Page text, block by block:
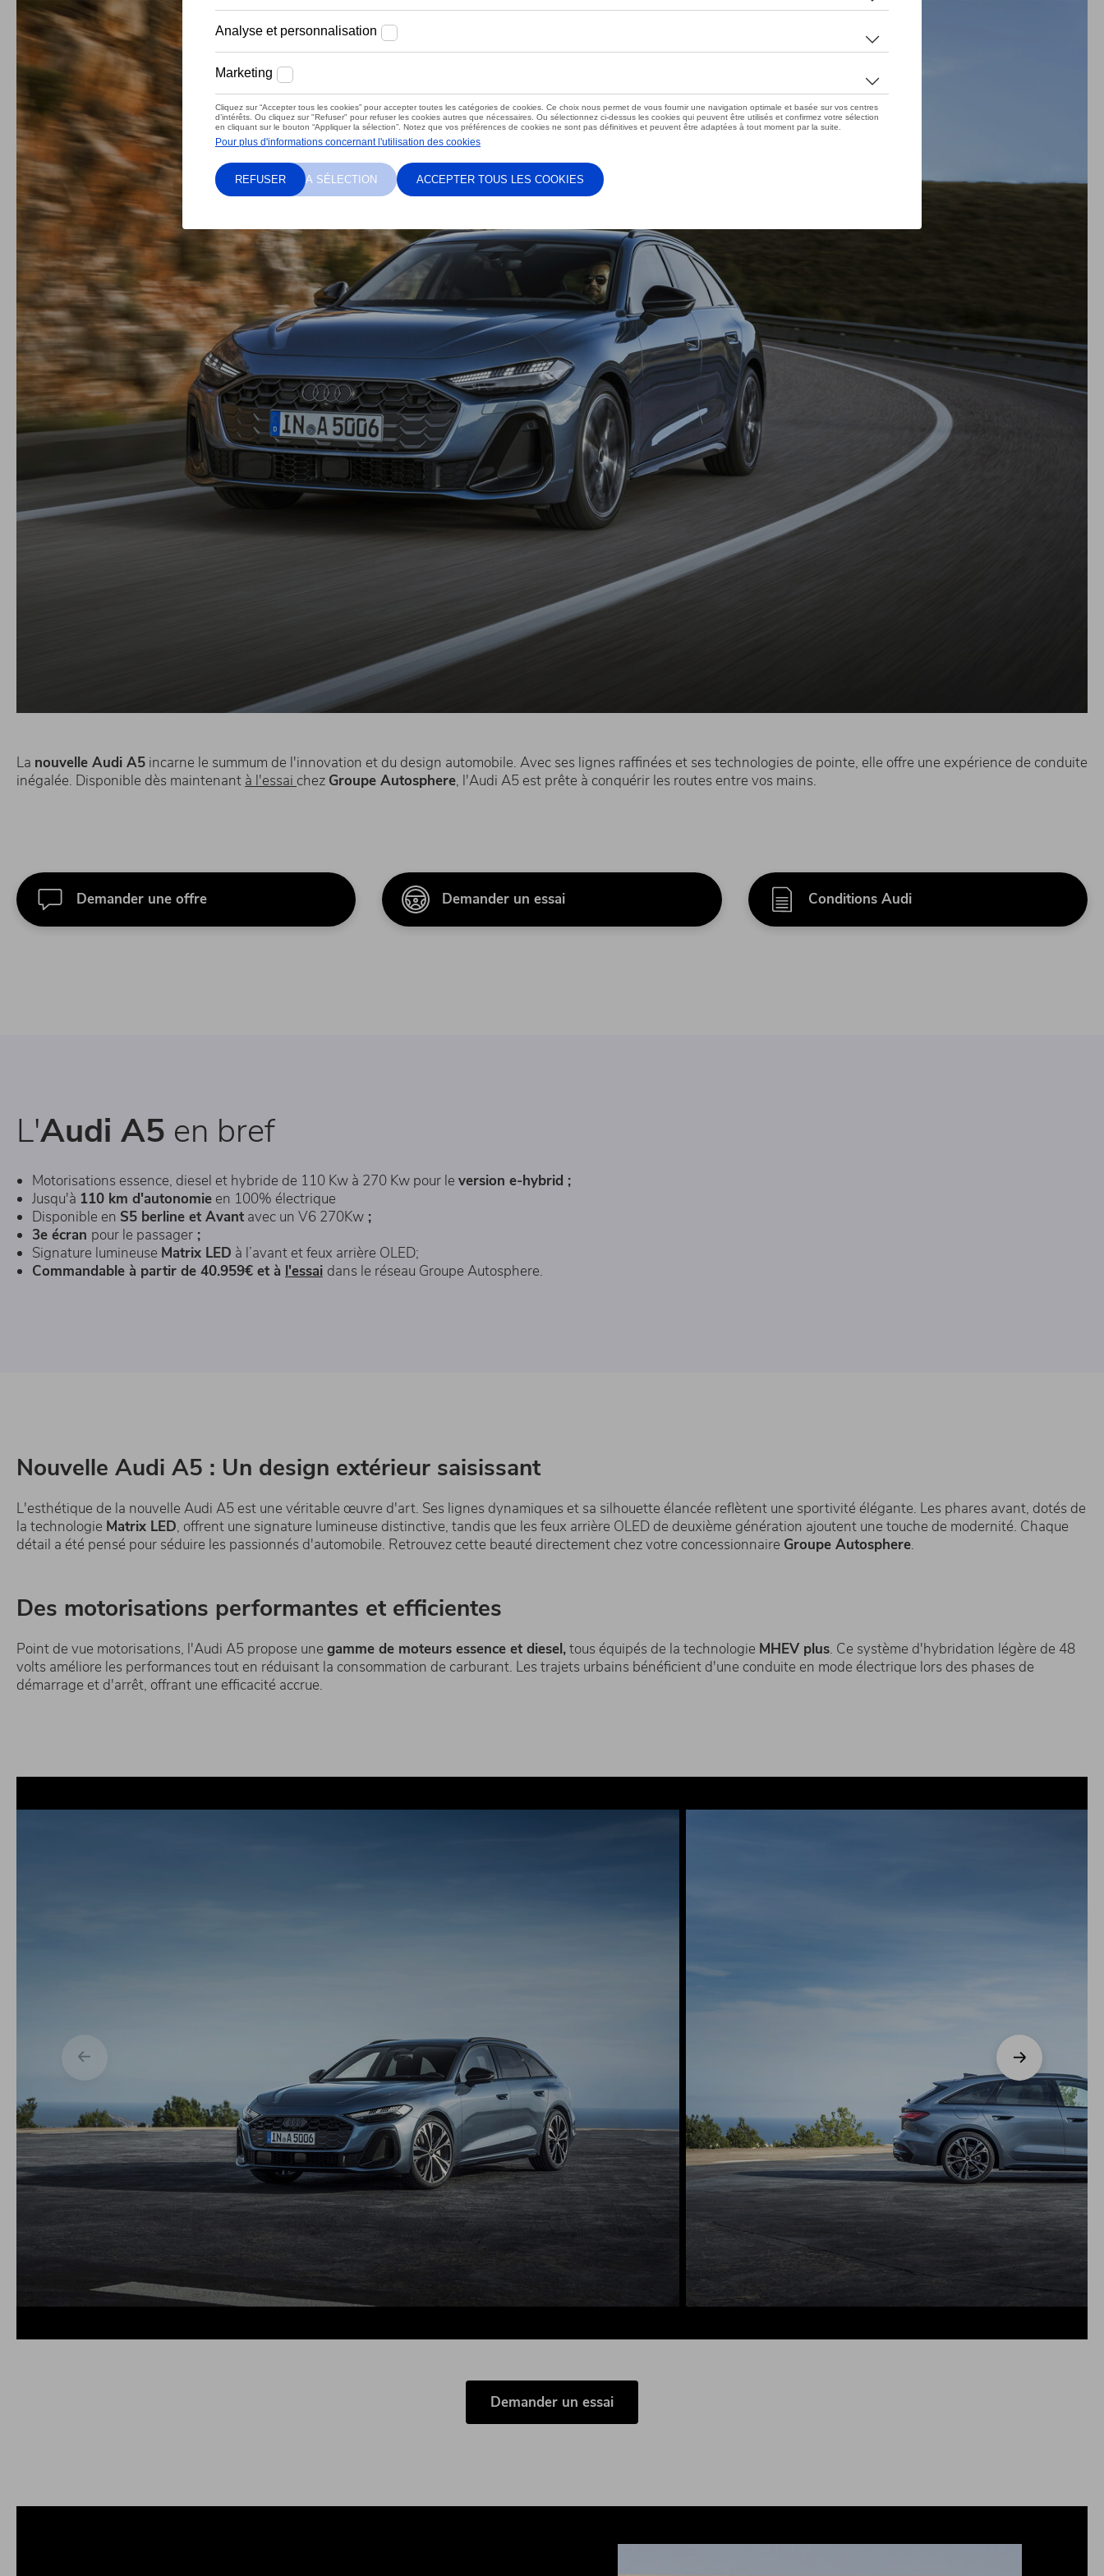
La nouvelle Audi A5 incarne le summum de l'innovation et du design automobile. Avec ses lignes raffinées et ses technologies de pointe, elle offre une expérience de conduite
inégalée. Disponible dès maintenant à l'essai chez Groupe Autosphere, l'Audi A5 est prête à conquérir les routes entre vos mains.
Demander une offre Demander un essai Conditions Audi
L'Audi A5 en bref
Motorisations essence, diesel et hybride de 110 Kw à 270 Kw pour le version e-hybrid ;
Jusqu'à 110 km d'autonomie en 100% électrique
Disponible en S5 berline et Avant avec un V6 270Kw ;
3e écran pour le passager ;
Signature lumineuse Matrix LED à l’avant et feux arrière OLED;
Commandable à partir de 40.959€ et à l'essai dans le réseau Groupe Autosphere.
Nouvelle Audi A5 : Un design extérieur saisissant
L'esthétique de la nouvelle Audi A5 est une véritable œuvre d'art. Ses lignes dynamiques et sa silhouette élancée reflètent une sportivité élégante. Les phares avant, dotés de
la technologie Matrix LED, offrent une signature lumineuse distinctive, tandis que les feux arrière OLED de deuxième génération ajoutent une touche de modernité. Chaque
détail a été pensé pour séduire les passionnés d'automobile. Retrouvez cette beauté directement chez votre concessionnaire Groupe Autosphere.​
Des motorisations performantes et efficientes
Point de vue motorisations, l'Audi A5 propose une gamme de moteurs essence et diesel,tous équipés de la technologie MHEV plus. Ce système d'hybridation légère de 48
volts améliore les performances tout en réduisant la consommation de carburant. Les trajets urbains bénéficient d'une conduite en mode électrique lors des phases de
démarrage et d'arrêt, offrant une efficacité accrue.
Demander un essai